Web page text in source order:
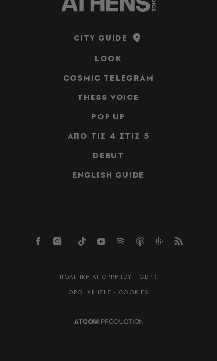
CITY GUIDE
LOOK
COSMIC TELEGRAM
THESS VOICE
POP UP
ΑΠΟ ΤΙΣ 4 ΣΤΙΣ 5
DEBUT
ENGLISH GUIDE
ΠΟΛΙΤΙΚΗ ΑΠΟΡΡΗΤΟΥ - GDPR
ΟΡΟΙ ΧΡΗΣΗΣ - COOKIES